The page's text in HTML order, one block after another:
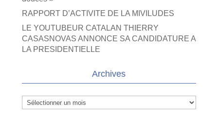
RAPPORT D’ACTIVITE DE LA MIVILUDES
LE YOUTUBEUR CATALAN THIERRY
CASASNOVAS ANNONCE SA CANDIDATURE A
LA PRESIDENTIELLE
Archives
Archives